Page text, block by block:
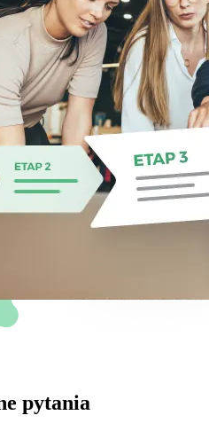
pytania